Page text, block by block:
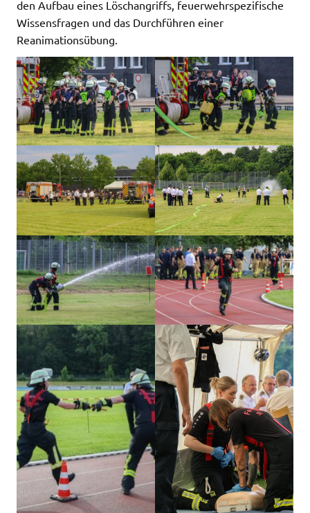
den Aufbau eines Löschangriffs, feuerwehrspezifische
Wissensfragen und das Durchführen einer
Reanimationsübung.